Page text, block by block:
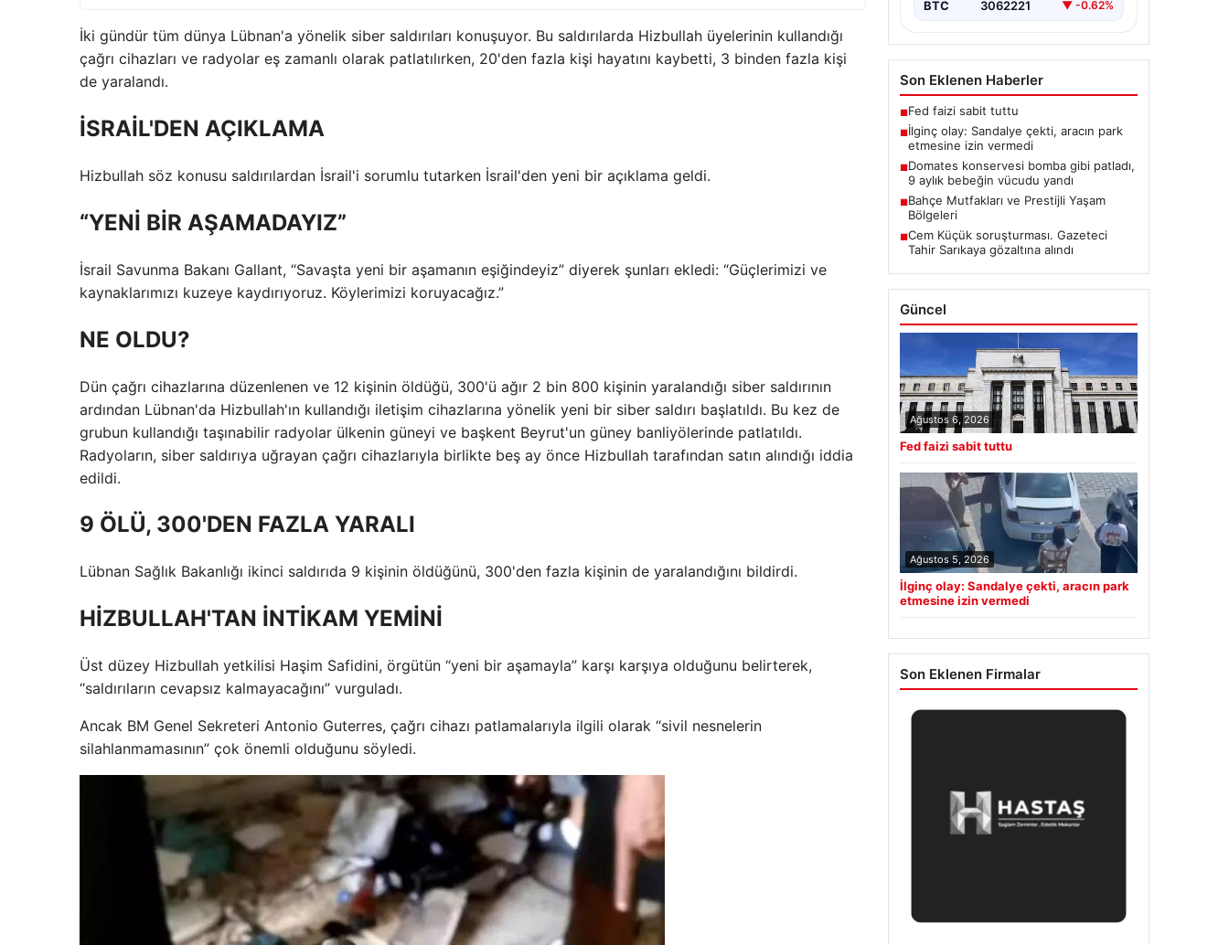
İki gündür tüm dünya Lübnan'a yönelik siber saldırıları konuşuyor. Bu saldırılarda Hizbullah üyelerinin kullandığı
çağrı cihazları ve radyolar eş zamanlı olarak patlatılırken, 20'den fazla kişi hayatını kaybetti, 3 binden fazla kişi
de yaralandı.
İSRAİL'DEN AÇIKLAMA
Hizbullah söz konusu saldırılardan İsrail'i sorumlu tutarken İsrail'den yeni bir açıklama geldi.
“YENİ BİR AŞAMADAYIZ”
İsrail Savunma Bakanı Gallant, “Savaşta yeni bir aşamanın eşiğindeyiz” diyerek şunları ekledi: “Güçlerimizi ve
kaynaklarımızı kuzeye kaydırıyoruz. Köylerimizi koruyacağız.”
NE OLDU?
Dün çağrı cihazlarına düzenlenen ve 12 kişinin öldüğü, 300'ü ağır 2 bin 800 kişinin yaralandığı siber saldırının
ardından Lübnan'da Hizbullah'ın kullandığı iletişim cihazlarına yönelik yeni bir siber saldırı başlatıldı. Bu kez de
grubun kullandığı taşınabilir radyolar ülkenin güneyi ve başkent Beyrut'un güney banliyölerinde patlatıldı.
Radyoların, siber saldırıya uğrayan çağrı cihazlarıyla birlikte beş ay önce Hizbullah tarafından satın alındığı iddia
edildi.
9 ÖLÜ, 300'DEN FAZLA YARALI
Lübnan Sağlık Bakanlığı ikinci saldırıda 9 kişinin öldüğünü, 300'den fazla kişinin de yaralandığını bildirdi.
HİZBULLAH'TAN İNTİKAM YEMİNİ
Üst düzey Hizbullah yetkilisi Haşim Safidini, örgütün “yeni bir aşamayla” karşı karşıya olduğunu belirterek,
“saldırıların cevapsız kalmayacağını” vurguladı.
Ancak BM Genel Sekreteri Antonio Guterres, çağrı cihazı patlamalarıyla ilgili olarak “sivil nesnelerin
silahlanmamasının” çok önemli olduğunu söyledi.
BTC 3062221 ▼ -0.62%
Son Eklenen Haberler
■Fed faizi sabit tuttu
■İlginç olay: Sandalye çekti, aracın park
etmesine izin vermedi
■Domates konservesi bomba gibi patladı,
9 aylık bebeğin vücudu yandı
■Bahçe Mutfakları ve Prestijli Yaşam
Bölgeleri
■Cem Küçük soruşturması. Gazeteci
Tahir Sarıkaya gözaltına alındı
Güncel
Ağustos 6, 2026
Fed faizi sabit tuttu
Ağustos 5, 2026
İlginç olay: Sandalye çekti, aracın park
etmesine izin vermedi
Son Eklenen Firmalar